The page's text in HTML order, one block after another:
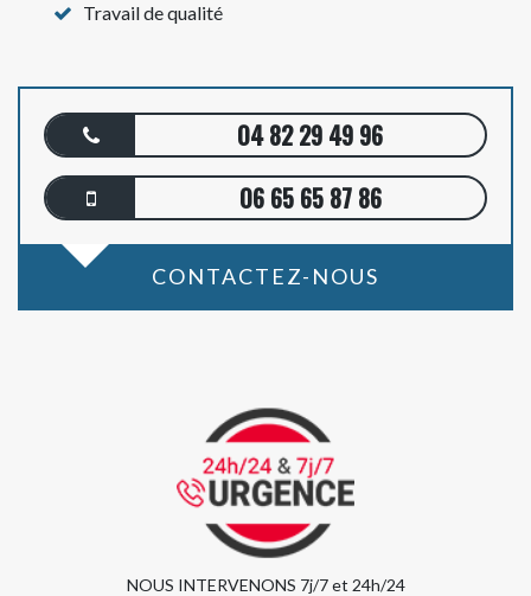
Travail de qualité
04 82 29 49 96
06 65 65 87 86
CONTACTEZ-NOUS
NOUS INTERVENONS 7j/7 et 24h/24